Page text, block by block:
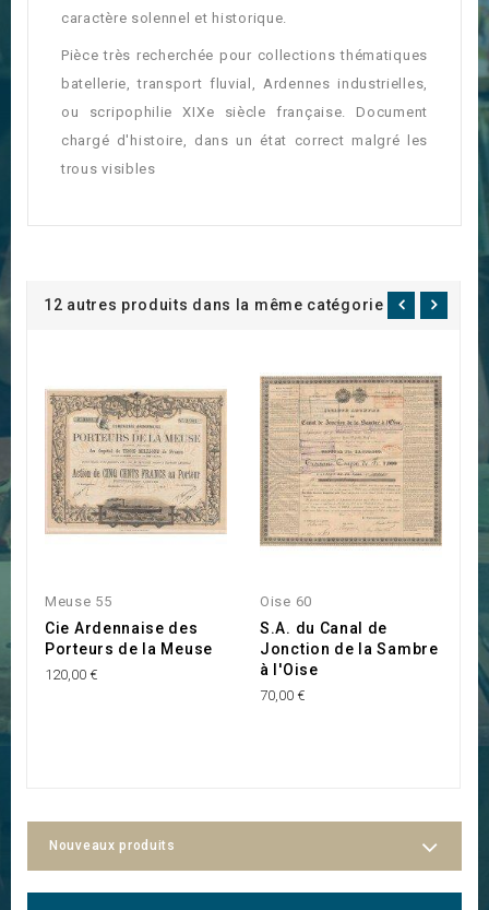
caractère solennel et historique.
Pièce très recherchée pour collections thématiques
batellerie, transport fluvial, Ardennes industrielles,
ou scripophilie XIXe siècle française. Document
chargé d'histoire, dans un état correct malgré les
trous visibles
12 autres produits dans la même catégorie :
Meuse 55
Cie Ardennaise des
Porteurs de la Meuse
120,00 €
Oise 60
S.A. du Canal de
Jonction de la Sambre
à l'Oise
70,00 €
Nouveaux produits